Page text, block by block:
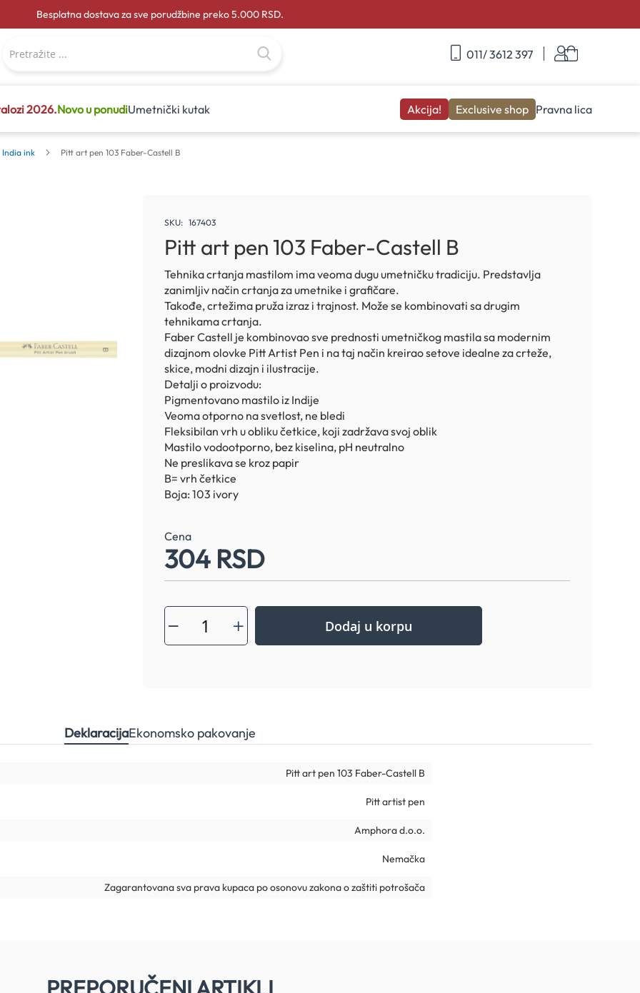
Besplatna dostava za sve porudžbine preko 5.000 RSD.
011/ 3612 397 Korpa
2026.Novo u ponudiUmetnički kutak Akcija! Exclusive shop Pravna lica
India ink Pitt art pen 103 Faber-Castell B
Pitt art pen 103 Faber-Castell B
SKU 167403
Tehnika crtanja mastilom ima veoma dugu umetničku tradiciju. Predstavlja
zanimljiv način crtanja za umetnike i grafičare.
Takođe, crtežima pruža izraz i trajnost. Može se kombinovati sa drugim
tehnikama crtanja.
Faber Castell je kombinovao sve prednosti umetničkog mastila sa modernim
dizajnom olovke Pitt Artist Pen i na taj način kreirao setove idealne za crteže,
skice, modni dizajn i ilustracije.
Detalji o proizvodu:
Pigmentovano mastilo iz Indije
Veoma otporno na svetlost, ne bledi
Fleksibilan vrh u obliku četkice, koji zadržava svoj oblik
Mastilo vodootporno, bez kiselina, pH neutralno
Ne preslikava se kroz papir
B= vrh četkice
Boja: 103 ivory
Cena
304 RSD
Dodaj u korpu
DeklaracijaEkonomsko pakovanje
Pitt art pen 103 Faber-Castell B
Pitt artist pen
Amphora d.o.o.
Nemačka
Zagarantovana sva prava kupaca po osonovu zakona o zaštiti potrošača